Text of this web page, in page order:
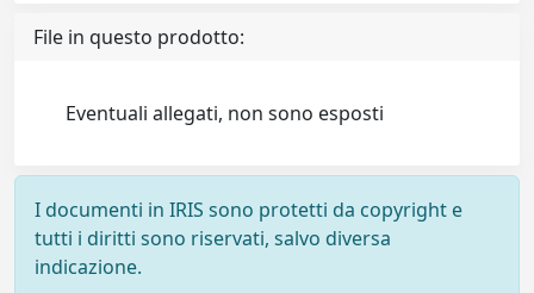
File in questo prodotto:
Eventuali allegati, non sono esposti
I documenti in IRIS sono protetti da copyright e
tutti i diritti sono riservati, salvo diversa
indicazione.